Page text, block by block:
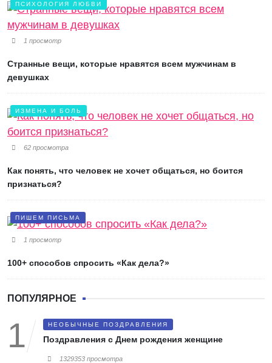
ПСИХОЛОГИЯ ЛЮБВИ
1 просмотр
Странные вещи, которые нравятся всем мужчинам в
девушках
ИЗМЕНА И БОЛЬ
62 просмотра
Как понять, что человек не хочет общаться, но боится
признаться?
ПИШЕМ ПИСЬМА
1 просмотр
100+ способов спросить «Как дела?»
ПОПУЛЯРНОЕ
НЕОБЫЧНЫЕ ПОЗДРАВЛЕНИЯ
Поздравления с Днем рождения женщине
1329353 просмотра